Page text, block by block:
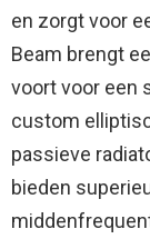
en zorgt voor
Beam brengt
voort voor een
custom
passieve
bieden